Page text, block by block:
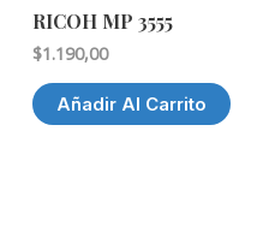
RICOH MP 3555
$1.190,00
Añadir Al Carrito